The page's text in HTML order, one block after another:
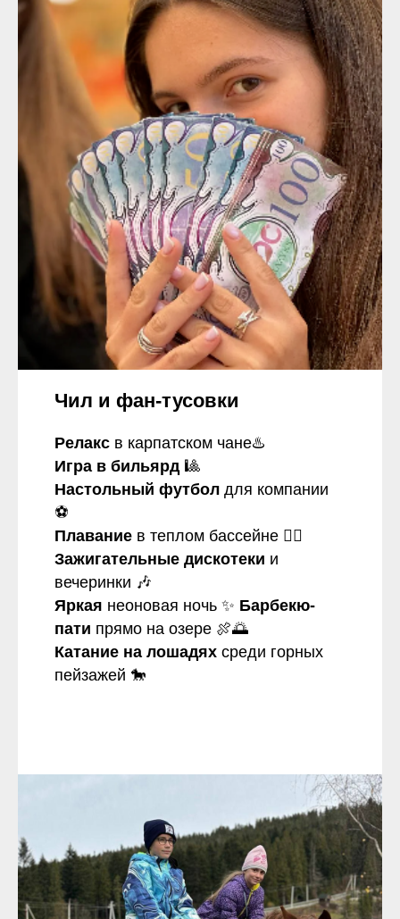
Чил и фан-тусовки
Релаксв карпатском чане♨️
Игра в бильярд🎱
Настольный футболдля компании
⚽
Плаваниев теплом бассейне 🏊‍♂️
Зажигательные дискотеки и
вечеринки 🎶
Яркая неоновая ночь ✨ Барбекю-
пати прямо на озере 🍖🌅
Катание на лошадяхсреди горных
пейзажей 🐎